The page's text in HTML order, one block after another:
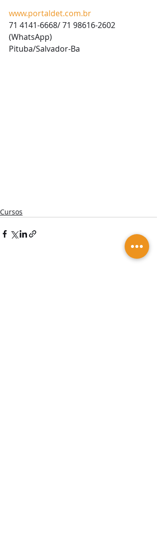
www.portaldet.com.br
71 4141-6668/ 71 98616-2602
(WhatsApp)
Pituba/Salvador-Ba
Cursos